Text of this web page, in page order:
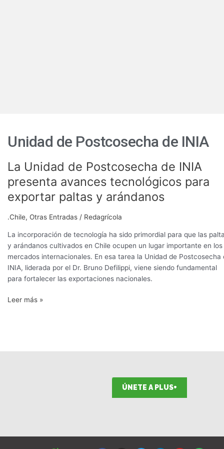
Unidad de Postcosecha de INIA
La Unidad de Postcosecha de INIA
presenta avances tecnológicos para
exportar paltas y arándanos
.Chile, Otras Entradas / Redagrícola
La incorporación de tecnología ha sido primordial para que las
y arándanos cultivados en Chile ocupen un lugar importante en los
mercados internacionales. En esa tarea la Unidad de Postcosecha
INIA, liderada por el Dr. Bruno Defilippi, viene siendo fundamental
para fortalecer las exportaciones nacionales.
La
de
Postcosecha
INIA
presenta
avances
tecnológicos
para
exportar
paltas
yLeer más »
ÚNETE A PLUS+